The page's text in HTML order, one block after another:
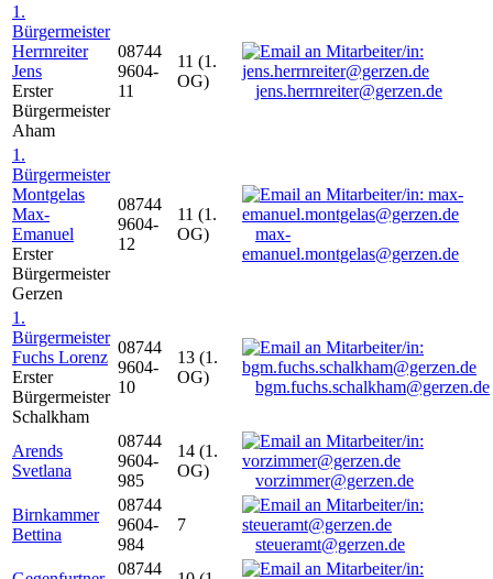
1.
Bürgermeister
Herrnreiter
Jens
Erster
Bürgermeister
Aham
08744
9604-
11
11 (1.
OG)
jens.herrnreiter@gerzen.de
1.
Bürgermeister
Montgelas
Max-
Emanuel
Erster
Bürgermeister
Gerzen
08744
9604-
12
11 (1.
OG)
max-
emanuel.montgelas@gerzen.de
1.
Bürgermeister
Fuchs Lorenz
Erster
Bürgermeister
Schalkham
08744
9604-
10
13 (1.
OG)
bgm.fuchs.schalkham@gerzen.de
Arends
Svetlana
08744
9604-
985
14 (1.
OG)
vorzimmer@gerzen.de
Birnkammer
Bettina
08744
9604-
984
7
steueramt@gerzen.de
08744